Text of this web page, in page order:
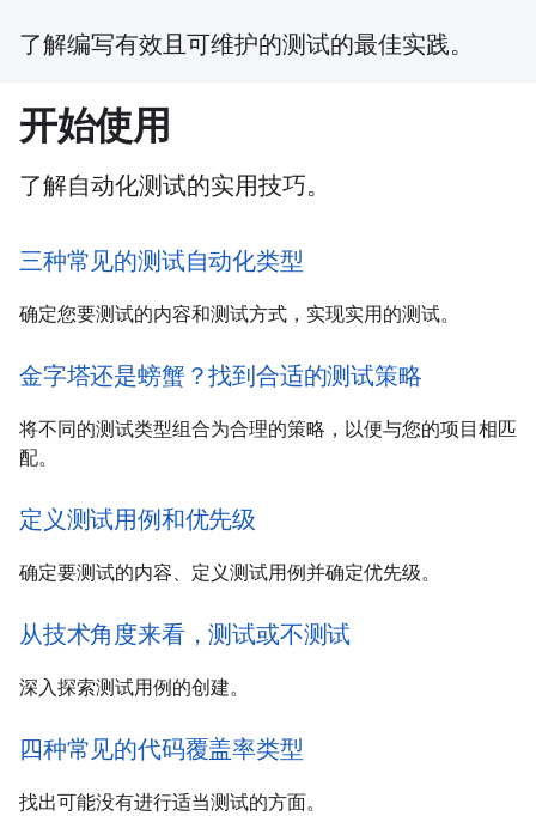
了解编写有效且可维护的测试的最佳实践。
开始使用
了解自动化测试的实用技巧。
三种常见的测试自动化类型
确定您要测试的内容和测试方式，实现实用的测试。
金字塔还是螃蟹？找到合适的测试策略
将不同的测试类型组合为合理的策略，以便与您的项目相匹
配。
定义测试用例和优先级
确定要测试的内容、定义测试用例并确定优先级。
从技术角度来看，测试或不测试
深入探索测试用例的创建。
四种常见的代码覆盖率类型
找出可能没有进行适当测试的方面。